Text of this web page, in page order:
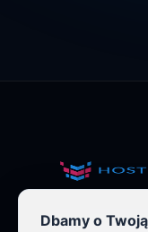
Nowoczesny
Dbamy o